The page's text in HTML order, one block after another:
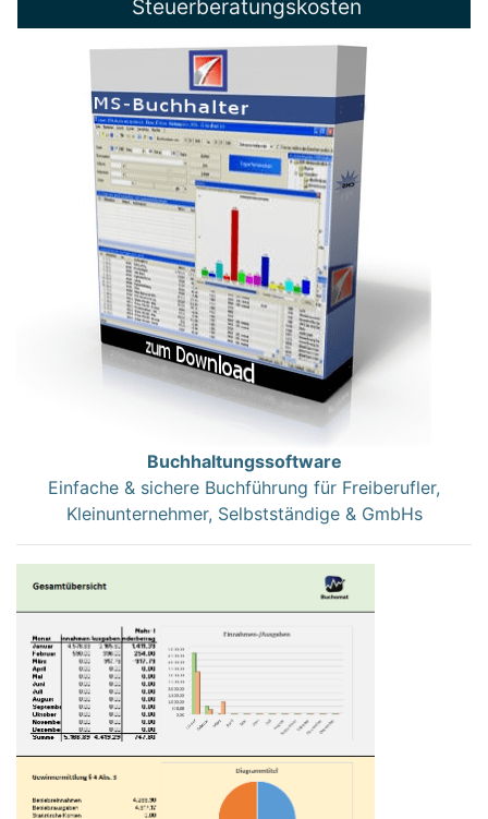
Steuerberatungskosten
Buchhaltungssoftware
Einfache & sichere Buchführung für Freiberufler,
Kleinunternehmer, Selbstständige & GmbHs